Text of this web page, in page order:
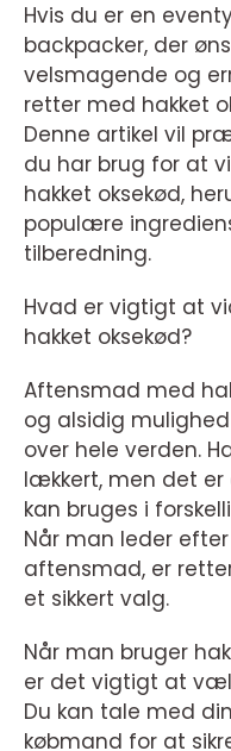
Hvis du er en
backpacker, der
velsmagende og
retter med hakket
Denne artikel vil
du har brug for at
hakket oksekød,
populære
tilberedning.
Hvad er vigtigt at
hakket oksekød?
Aftensmad med
og alsidig
over hele verden.
lækkert, men det
kan bruges i
Når man leder
aftensmad, er
et sikkert valg.
Når man bruger
er det vigtigt at
Du kan tale med
købmand for at